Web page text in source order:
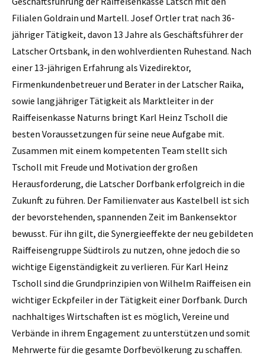
Filialen Goldrain und Martell. Josef Ortler trat nach 36-
jähriger Tätigkeit, davon 13 Jahre als Geschäftsführer der
Latscher Ortsbank, in den wohlverdienten Ruhestand. Nach
einer 13-jährigen Erfahrung als Vizedirektor,
Firmenkundenbetreuer und Berater in der Latscher Raika,
sowie langjähriger Tätigkeit als Marktleiter in der
Raiffeisenkasse Naturns bringt Karl Heinz Tscholl die
besten Voraussetzungen für seine neue Aufgabe mit.
Zusammen mit einem kompetenten Team stellt sich
Tscholl mit Freude und Motivation der großen
Herausforderung, die Latscher Dorfbank erfolgreich in die
Zukunft zu führen. Der Familienvater aus Kastelbell ist sich
der bevorstehenden, spannenden Zeit im Bankensektor
bewusst. Für ihn gilt, die Synergieeffekte der neu gebildeten
Raiffeisengruppe Südtirols zu nutzen, ohne jedoch die so
wichtige Eigenständigkeit zu verlieren. Für Karl Heinz
Tscholl sind die Grundprinzipien von Wilhelm Raiffeisen ein
wichtiger Eckpfeiler in der Tätigkeit einer Dorfbank. Durch
nachhaltiges Wirtschaften ist es möglich, Vereine und
Verbände in ihrem Engagement zu unterstützen und somit
Mehrwerte für die gesamte Dorfbevölkerung zu schaffen.